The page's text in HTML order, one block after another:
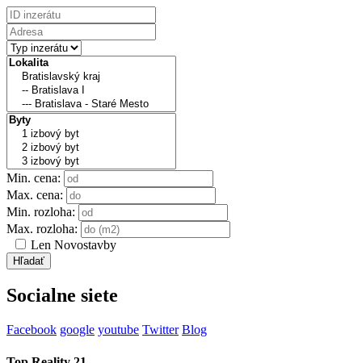
Min. cena:
Max. cena:
Min. rozloha:
Max. rozloha:
Len Novostavby
Socialne siete
Facebook google youtube Twitter Blog